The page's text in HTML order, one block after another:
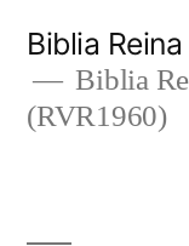
content
Biblia
Biblia
(RVR1960)